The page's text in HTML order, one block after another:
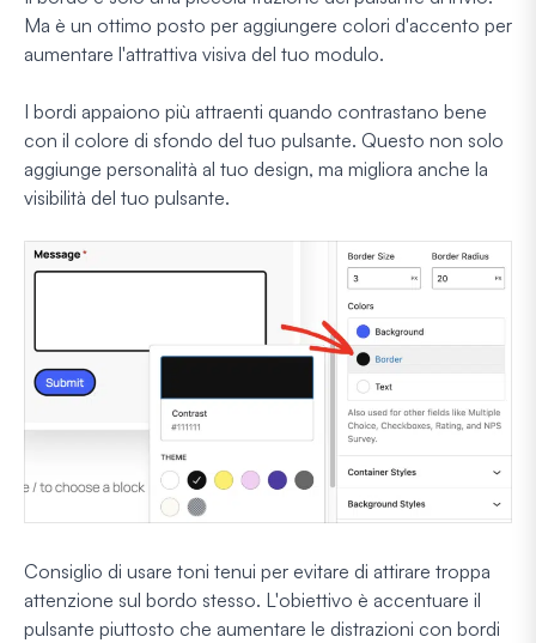
Ma è un ottimo posto per aggiungere colori d'accento per
aumentare l'attrattiva visiva del tuo modulo.
I bordi appaiono più attraenti quando contrastano bene
con il colore di sfondo del tuo pulsante. Questo non solo
aggiunge personalità al tuo design, ma migliora anche la
visibilità del tuo pulsante.
Consiglio di usare toni tenui per evitare di attirare troppa
attenzione sul bordo stesso. L'obiettivo è accentuare il
pulsante piuttosto che aumentare le distrazioni con bordi